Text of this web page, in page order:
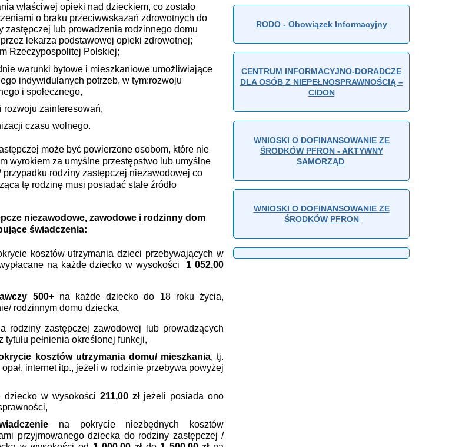
właściwej opieki nad dzieckiem, co zostało
o braku przeciwwskazań zdrowotnych do
zastępczej lub prowadzenia rodzinnego domu
lekarza podstawowej opieki zdrowotnej;
Rzeczypospolitej Polskiej;
warunki bytowe i mieszkaniowe umożliwiające
indywidulanych potrzeb, w tym:rozwoju
i społecznego,
rozwoju zainteresowań,
czasu wolnego.
może być powierzone osobom, które nie
wyrokiem za umyślne przestępstwo lub umyślne
przypadku rodziny zastępczej niezawodowej co
tę rodzinę musi posiadać stałe źródło
niezawodowe, zawodowe i rodzinny dom
świadczenia:
kosztów utrzymania dzieci przebywających w
na każde dziecko w wysokości 1 052,00
500+na każde dziecko do 18 roku życia,
rodzinnym domu dziecka,
rodziny zastępczej zawodowej lub prowadzących
tytułu pełnienia określonej funkcji,
kosztów utrzymania domu/ mieszkania, tj.
internet itp., jeżeli w rodzinie przebywa powyżej
dziecko w wysokości 211,00 złjeżeli posiada ono
na pokrycie niezbędnych kosztów
przyjmowanego dziecka do rodziny zastępczej /
RODO - Obowiązek Informacyjny
CENTRUM INFORMACYJNO-DORADCZE
DLA OSÓB Z NIEPEŁNOSPRAWNOŚCIĄ –
CIDON
WNIOSKI O DOFINANSOWANIE ZE
ŚRODKÓW PFRON - AKTYWNY
SAMORZĄD
WNIOSKI O DOFINANSOWANIE ZE
ŚRODKÓW PFRON